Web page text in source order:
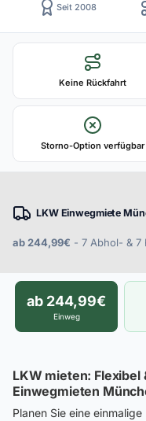
Seit 2008
Keine Rückfahrt
Storno-Option verfügbar
LKW Einwegmiete
ab 244,99€ - 7 Abhol- & 7
ab 244,99€
Einweg
LKW mieten:
Einwegmieten
Planen Sie eine